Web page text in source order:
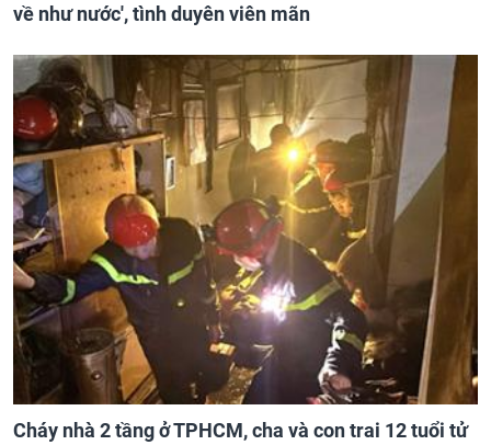
về như nước', tình duyên viên mãn
Cháy nhà 2 tầng ở TPHCM, cha và con trai 12 tuổi tử